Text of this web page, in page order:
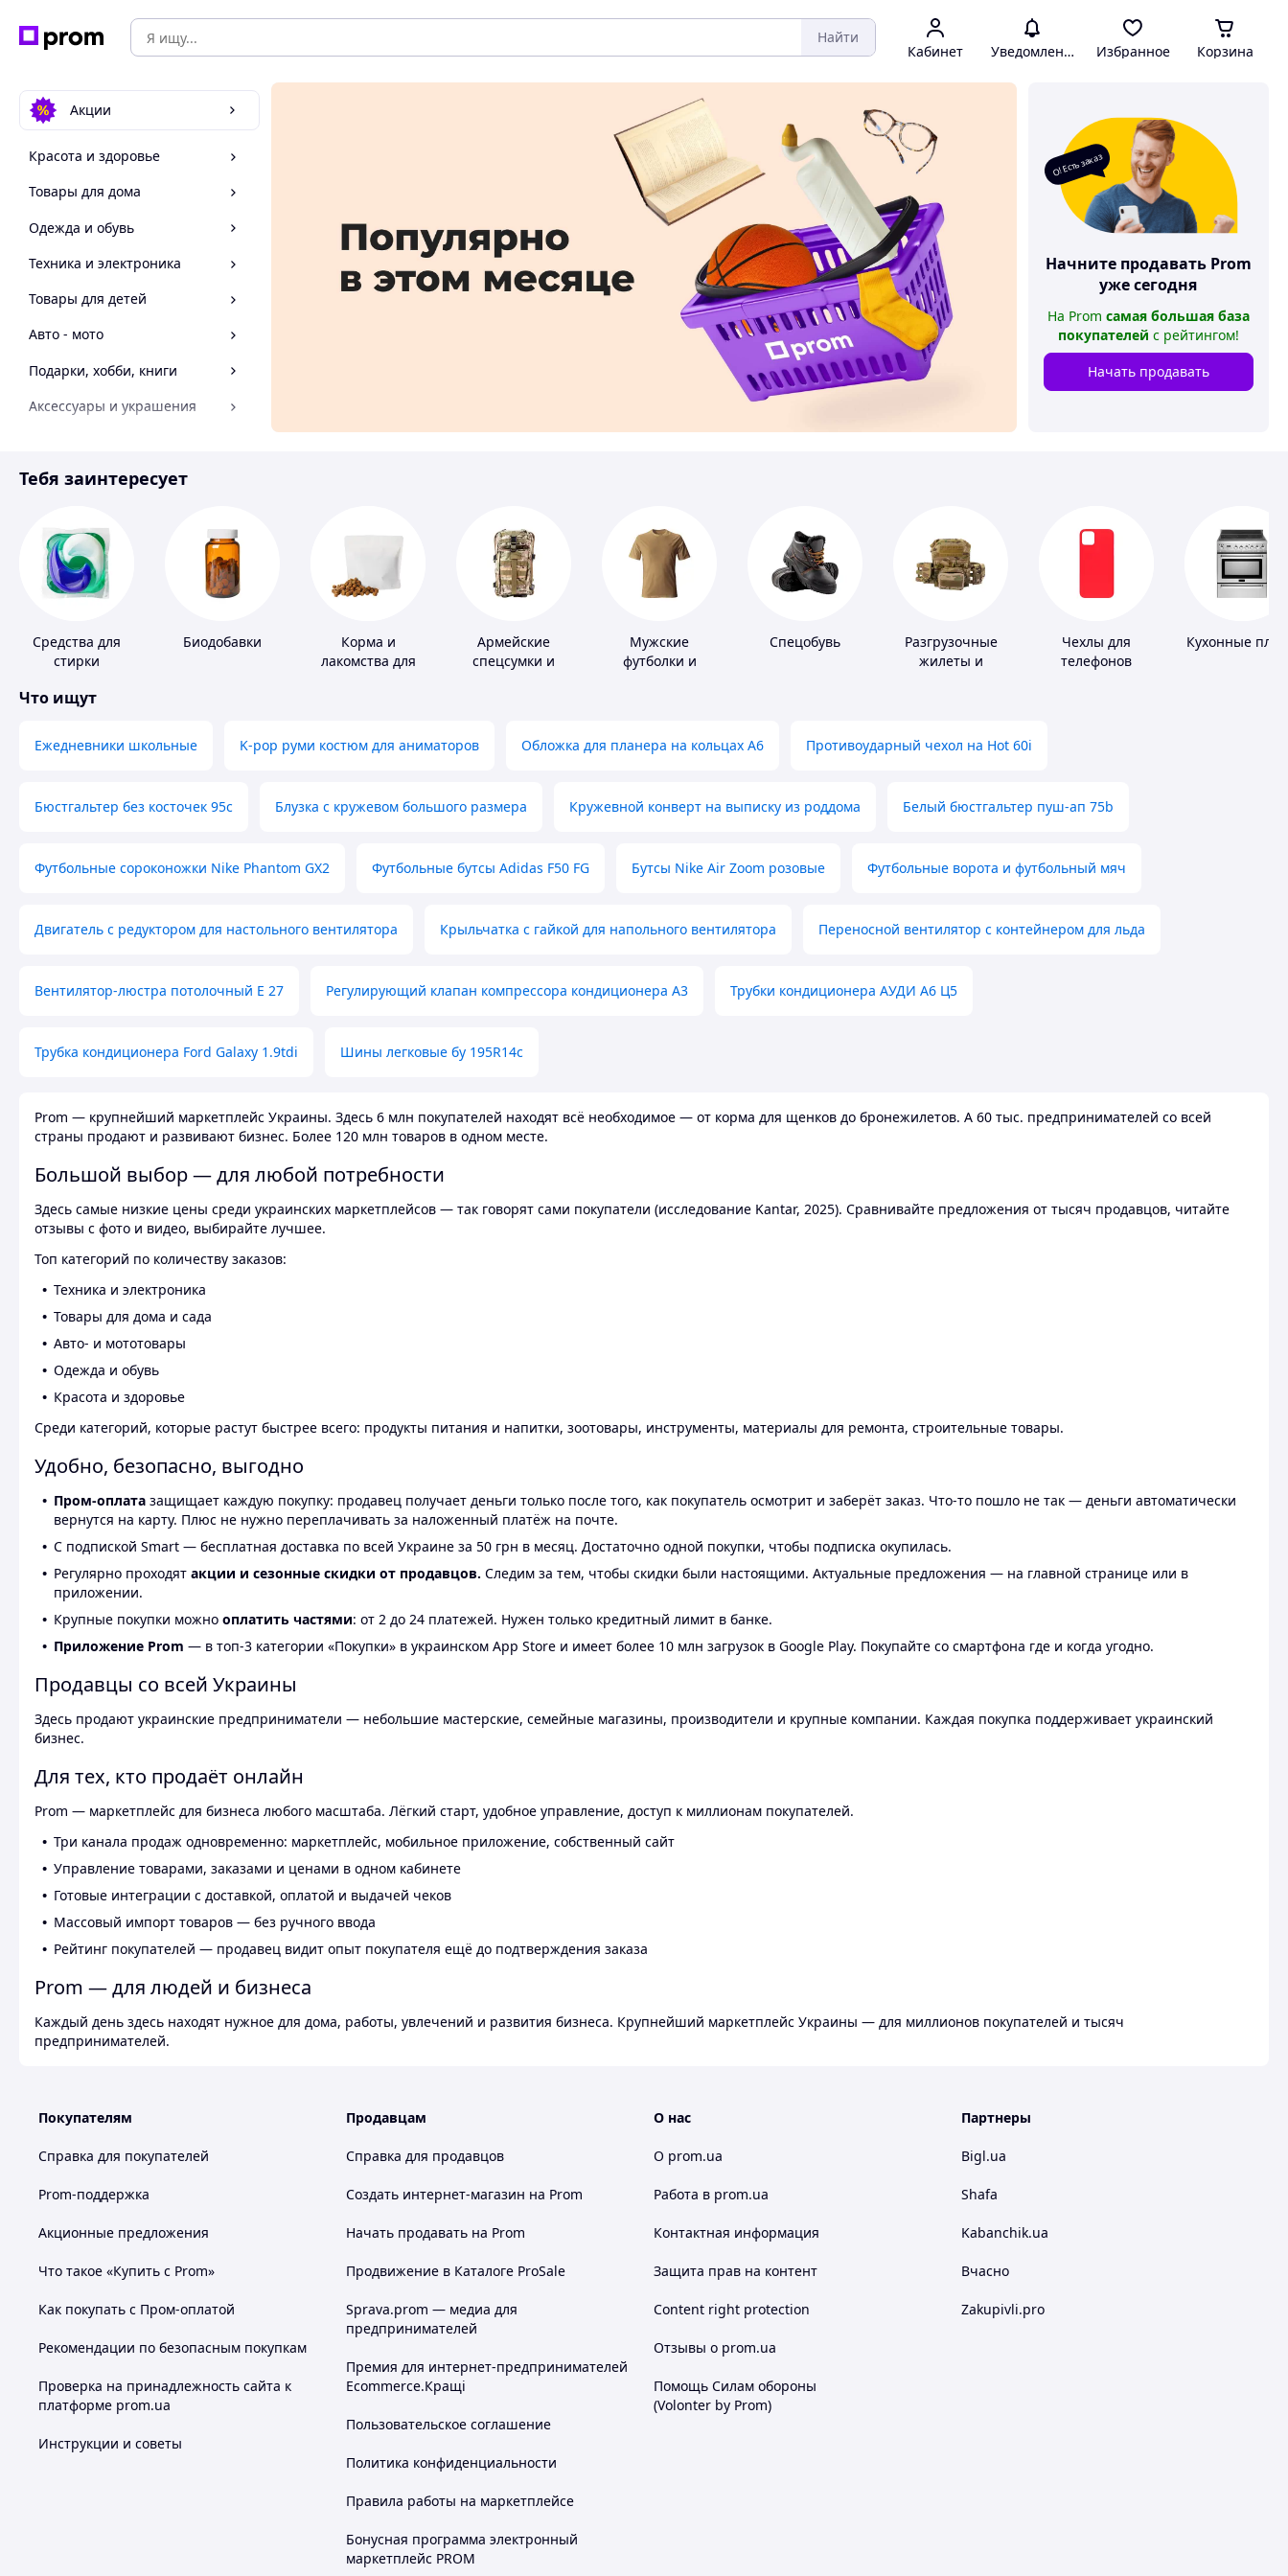
Найти
Кабинет Уведомления Избранное Корзина
Акции
Красота и здоровье
Товары для дома
Одежда и обувь
Техника и электроника
Товары для детей
Авто - мото
Подарки, хобби, книги
Аксессуары и украшения
Спорт и отдых
О! Есть заказ
Начните продавать Prom
уже сегодня
На Prom самая большая база
покупателей с рейтингом!
Начать продавать
Тебя заинтересует
Средства для
стирки
Биодобавки
Корма и
лакомства для
Армейские
спецсумки и
Мужские
футболки и
Спецобувь
Разгрузочные
жилеты и
Чехлы для
телефонов
Кухонные
Что ищут
Ежедневники школьные K-pop руми костюм для аниматоров Обложка для планера на кольцах А6 Противоударный чехол на Hot 60i
Бюстгальтер без косточек 95с Блузка с кружевом большого размера Кружевной конверт на выписку из роддома Белый бюстгальтер пуш-ап 75b
Футбольные сороконожки Nike Phantom GX2 Футбольные бутсы Adidas F50 FG Бутсы Nike Air Zoom розовые Футбольные ворота и футбольный мяч
Двигатель с редуктором для настольного вентилятора Крыльчатка с гайкой для напольного вентилятора Переносной вентилятор с контейнером для льда
Вентилятор-люстра потолочный E 27 Регулирующий клапан компрессора кондиционера А3 Трубки кондиционера АУДИ А6 Ц5
Трубка кондиционера Ford Galaxy 1.9tdi Шины легковые бу 195R14c
Prom — крупнейший маркетплейс Украины. Здесь 6 млн покупателей находят всё необходимое — от корма для щенков до бронежилетов. А 60 тыс. предпринимателей со всей
страны продают и развивают бизнес. Более 120 млн товаров в одном месте.
Большой выбор — для любой потребности
Здесь самые низкие цены среди украинских маркетплейсов — так говорят сами покупатели (исследование Kantar, 2025). Сравнивайте предложения от тысяч продавцов, читайте
отзывы с фото и видео, выбирайте лучшее.
Топ категорий по количеству заказов:
Техника и электроника
Товары для дома и сада
Авто- и мототовары
Одежда и обувь
Красота и здоровье
Среди категорий, которые растут быстрее всего: продукты питания и напитки, зоотовары, инструменты, материалы для ремонта, строительные товары.
Удобно, безопасно, выгодно
Пром-оплата защищает каждую покупку: продавец получает деньги только после того, как покупатель осмотрит и заберёт заказ. Что-то пошло не так — деньги автоматически
вернутся на карту. Плюс не нужно переплачивать за наложенный платёж на почте.
С подпиской Smart — бесплатная доставка по всей Украине за 50 грн в месяц. Достаточно одной покупки, чтобы подписка окупилась.
Регулярно проходят акции и сезонные скидки от продавцов. Следим за тем, чтобы скидки были настоящими. Актуальные предложения — на главной странице или в
приложении.
Крупные покупки можно оплатить частями: от 2 до 24 платежей. Нужен только кредитный лимит в банке.
Приложение Prom — в топ-3 категории «Покупки» в украинском App Store и имеет более 10 млн загрузок в Google Play. Покупайте со смартфона где и когда угодно.
Продавцы со всей Украины
Здесь продают украинские предприниматели — небольшие мастерские, семейные магазины, производители и крупные компании. Каждая покупка поддерживает украинский
бизнес.
Для тех, кто продаёт онлайн
Prom — маркетплейс для бизнеса любого масштаба. Лёгкий старт, удобное управление, доступ к миллионам покупателей.
Три канала продаж одновременно: маркетплейс, мобильное приложение, собственный сайт
Управление товарами, заказами и ценами в одном кабинете
Готовые интеграции с доставкой, оплатой и выдачей чеков
Массовый импорт товаров — без ручного ввода
Рейтинг покупателей — продавец видит опыт покупателя ещё до подтверждения заказа
Prom — для людей и бизнеса
Каждый день здесь находят нужное для дома, работы, увлечений и развития бизнеса. Крупнейший маркетплейс Украины — для миллионов покупателей и тысяч
предпринимателей.
Покупателям
Справка для покупателей
Prom-поддержка
Акционные предложения
Что такое «Купить с Prom»
Как покупать с Пром-оплатой
Рекомендации по безопасным покупкам
Проверка на принадлежность сайта к
платформе prom.ua
Инструкции и советы
Продавцам
Справка для продавцов
Создать интернет-магазин на Prom
Начать продавать на Prom
Продвижение в Каталоге ProSale
Sprava.prom — медиа для
предпринимателей
Премия для интернет-предпринимателей
Ecommerce.Кращі
Пользовательское соглашение
Политика конфиденциальности
Правила работы на маркетплейсе
Бонусная программа электронный
маркетплейс PROM
О нас
О prom.ua
Работа в prom.ua
Контактная информация
Защита прав на контент
Content right protection
Отзывы о prom.ua
Помощь Силам обороны
(Volonter by Prom)
Партнеры
Bigl.ua
Shafa
Kabanchik.ua
Вчасно
Zakupivli.pro